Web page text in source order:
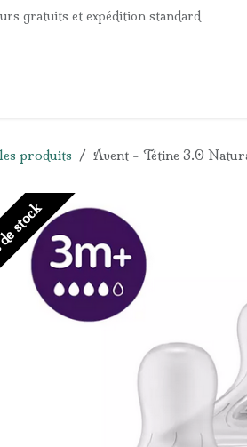
gratuits et expédition standard
produits Avent - Tétine 3.0
stock